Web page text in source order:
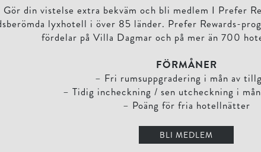
Gör din vistelse extra bekväm och bli medlem I Prefer
lyxhotell i över 85 länder. Prefer Rewards-
fördelar på Villa Dagmar och på mer än 700
FÖRMÅNER
– Fri rumsuppgradering i mån av
– Tidig incheckning / sen utcheckning i
– Poäng för fria hotellnätter
BLI MEDLEM